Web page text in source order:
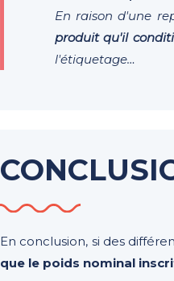
En raison d'une
produit qu'il
l'étiquetage…
En conclusion, si des
que le poids nominal